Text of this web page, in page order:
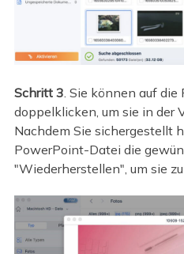
Schritt 3 . Sie können auf
doppelklicken, um sie in der
Nachdem Sie sichergestellt
PowerPoint-Datei die
"Wiederherstellen", um sie